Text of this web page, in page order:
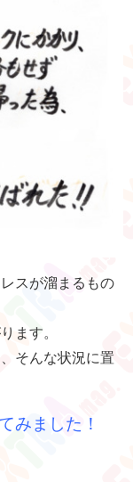
スが溜まるもの
ます。
そんな状況に置
みました！